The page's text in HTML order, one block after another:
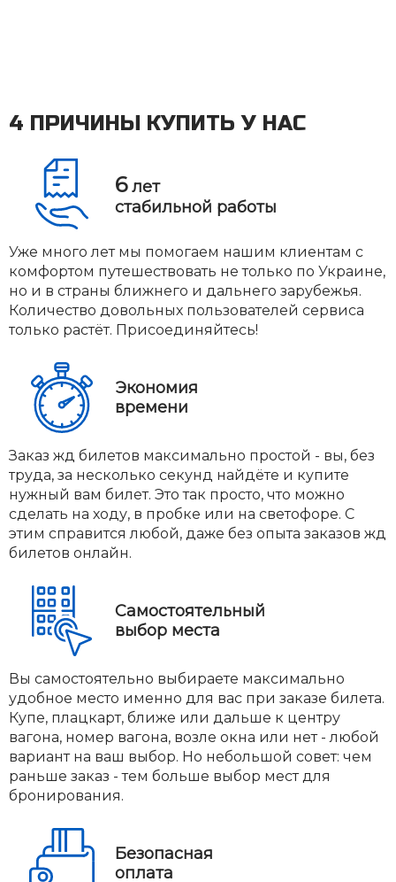
4 ПРИЧИНЫ КУПИТЬ У НАС
6лет
стабильной работы
Уже много лет мы помогаем нашим клиентам с
комфортом путешествовать не только по Украине,
но и в страны ближнего и дальнего зарубежья.
Количество довольных пользователей сервиса
только растёт. Присоединяйтесь!
Экономия
времени
Заказ жд билетов максимально простой - вы, без
труда, за несколько секунд найдёте и купите
нужный вам билет. Это так просто, что можно
сделать на ходу, в пробке или на светофоре. С
этим справится любой, даже без опыта заказов жд
билетов онлайн.
Самостоятельный
выбор места
Вы самостоятельно выбираете максимально
удобное место именно для вас при заказе билета.
Купе, плацкарт, ближе или дальше к центру
вагона, номер вагона, возле окна или нет - любой
вариант на ваш выбор. Но небольшой совет: чем
раньше заказ - тем больше выбор мест для
бронирования.
Безопасная
оплата